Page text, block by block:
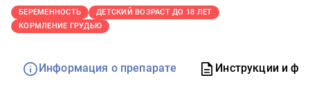
БЕРЕМЕННОСТЬ
ДЕТСКИЙ ВОЗРАСТ ДО 18 ЛЕТ
КОРМЛЕНИЕ ГРУДЬЮ
Информация о препарате Инструкции и